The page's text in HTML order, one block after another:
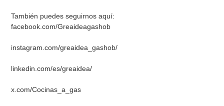
También puedes seguirnos aquí:
facebook.com/Greaideagashob
instagram.com/greaidea_gashob/
linkedin.com/es/greaidea/
x.com/Cocinas_a_gas